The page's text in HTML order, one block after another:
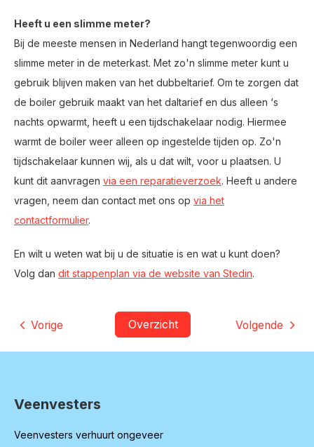
Heeft u een slimme meter?
Bij de meeste mensen in Nederland hangt tegenwoordig een
slimme meter in de meterkast. Met zo'n slimme meter kunt u
gebruik blijven maken van het dubbeltarief. Om te zorgen dat
de boiler gebruik maakt van het daltarief en dus alleen ‘s
nachts opwarmt, heeft u een tijdschakelaar nodig. Hiermee
warmt de boiler weer alleen op ingestelde tijden op. Zo'n
tijdschakelaar kunnen wij, als u dat wilt, voor u plaatsen. U
kunt dit aanvragen via een reparatieverzoek. Heeft u andere
vragen, neem dan contact met ons op via het
contactformulier.
En wilt u weten wat bij u de situatie is en wat u kunt doen?
Volg dan dit stappenplan via de website van Stedin.
Volgende
Overzicht
Vorige
Contactinformatie
Veenvesters
Veenvesters verhuurt ongeveer